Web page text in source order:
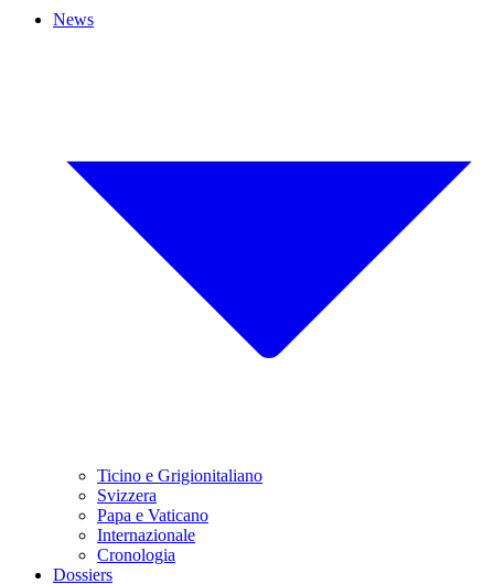
News
Ticino e Grigionitaliano
Svizzera
Papa e Vaticano
Internazionale
Cronologia
Dossiers